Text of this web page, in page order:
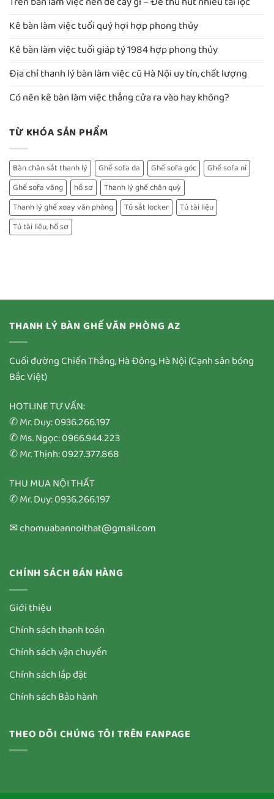
Kê bàn làm việc tuổi quý hợi hợp phong thủy
Kê bàn làm việc tuổi giáp tý 1984 hợp phong thủy
Địa chỉ thanh lý bàn làm việc cũ Hà Nội uy tín, chất lượng
Có nên kê bàn làm việc thẳng cửa ra vào hay không?
TỪ KHÓA SẢN PHẨM
Bàn chân sắt thanh lý Ghế sofa da Ghế sofa góc
Ghế sofa nỉ
Ghế sofa văng
hồ sơ
Thanh lý ghế chân quỳ
Thanh lý ghế xoay văn phòng
Tủ sắt locker
Tủ tài liệu
Tủ tài liệu, hồ sơ
THANH LÝ BÀN GHẾ VĂN PHÒNG AZ
Cuối đường Chiến Thắng, Hà Đông, Hà Nội (Cạnh sân bóng
Bắc Việt)
HOTLINE TƯ VẤN:
✆ Mr. Duy: 0936.266.197
✆ Ms. Ngọc: 0966.944.223
✆ Mr. Thịnh: 0927.377.868
THU MUA NỘI THẤT
✆ Mr. Duy: 0936.266.197
✉ chomuabannoithat@gmail.com
CHÍNH SÁCH BÁN HÀNG
Giới thiệu
Chính sách thanh toán
Chính sách vận chuyển
Chính sách lắp đặt
Chính sách Bảo hành
THEO DÕI CHÚNG TÔI TRÊN FANPAGE